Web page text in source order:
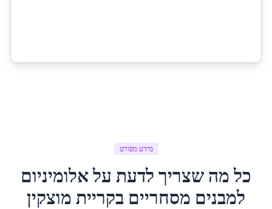
מידע מפורט
כל מה שצריך לדעת עלאלומיניום
למבנים מסחריים בקריית מוצקין